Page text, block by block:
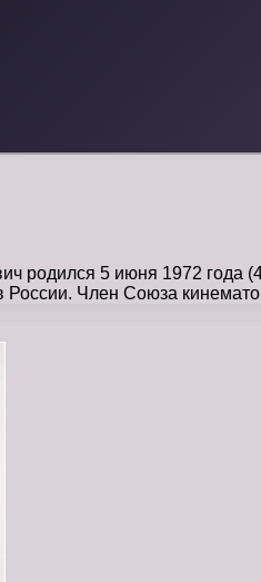
родился 5 июня 1972 года
России. Член Союза